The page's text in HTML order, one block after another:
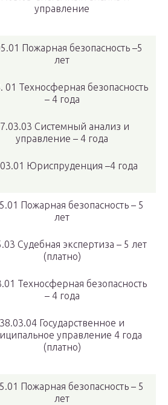
управление
Пожарная безопасность –5
лет
01 Техносферная безопасность
– 4 года
Системный анализ и
управление – 4 года
Юриспруденция –4 года
Пожарная безопасность – 5
лет
Судебная экспертиза – 5 лет
(платно)
Техносферная безопасность
– 4 года
38.03.04 Государственное и
управление 4 года
(платно)
Пожарная безопасность – 5
лет